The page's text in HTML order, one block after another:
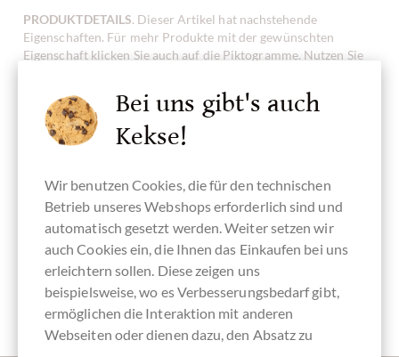
PRODUKTDETAILS. Dieser Artikel hat nachstehende
Eigenschaften. Für mehr Produkte mit der gewünschten
Eigenschaft klicken Sie auch auf die Piktogramme. Nutzen Sie
italienische
Haselnüssen
glutenfrei
RainForest Alliance
/ UTZ
Verpackung
rot
Tafelschokolade
Bei uns gibt's auch
Kekse!
Wir benutzen Cookies, die für den technischen
Betrieb unseres Webshops erforderlich sind und
automatisch gesetzt werden. Weiter setzen wir
auch Cookies ein, die Ihnen das Einkaufen bei uns
erleichtern sollen. Diese zeigen uns
beispielsweise, wo es Verbesserungsbedarf gibt,
ermöglichen die Interaktion mit anderen
Webseiten oder dienen dazu, den Absatz zu